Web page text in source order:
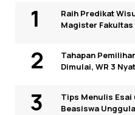
Raih Predikat
Magister Fakultas
Tahapan
Dimulai, WR 3
Tips Menulis Esai
Beasiswa